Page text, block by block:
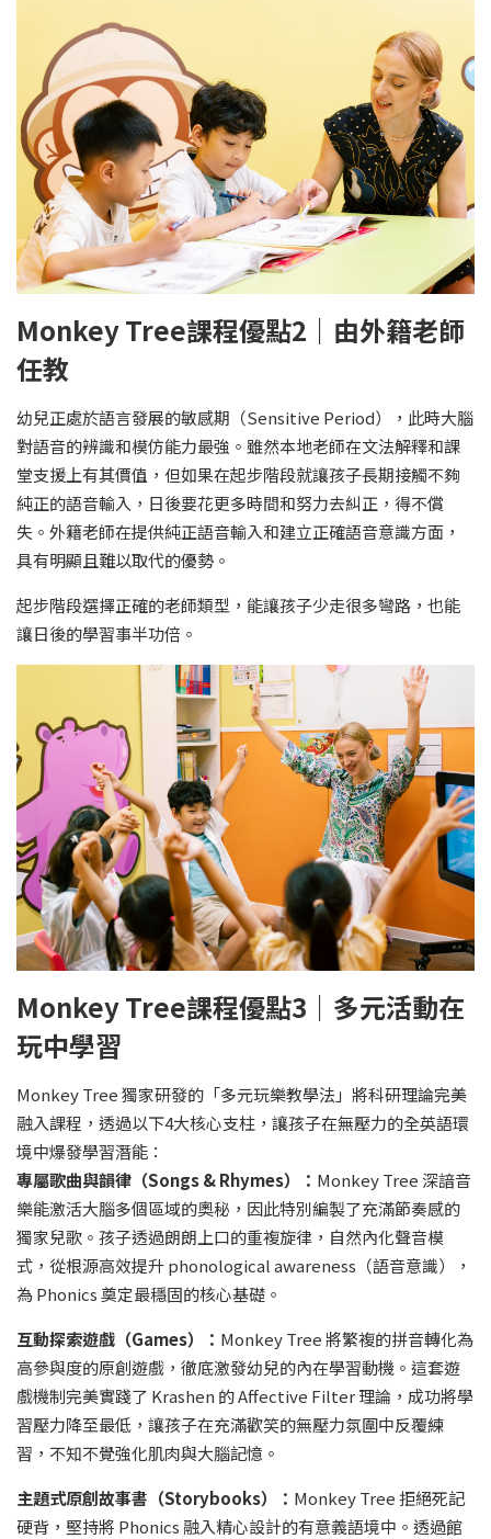
Monkey Tree課程優點2｜由外籍老師
任教
幼兒正處於語言發展的敏感期（Sensitive Period），此時大腦
對語音的辨識和模仿能力最強。雖然本地老師在文法解釋和課
堂支援上有其價值，但如果在起步階段就讓孩子長期接觸不夠
純正的語音輸入，日後要花更多時間和努力去糾正，得不償
失。外籍老師在提供純正語音輸入和建立正確語音意識方面，
具有明顯且難以取代的優勢。
起步階段選擇正確的老師類型，能讓孩子少走很多彎路，也能
讓日後的學習事半功倍。
Monkey Tree課程優點3｜多元活動在
玩中學習
Monkey Tree 獨家研發的「多元玩樂教學法」將科研理論完美
融入課程，透過以下4大核心支柱，讓孩子在無壓力的全英語環
境中爆發學習潛能：
專屬歌曲與韻律（Songs & Rhymes）： Monkey Tree 深諳音
樂能激活大腦多個區域的奧秘，因此特別編製了充滿節奏感的
獨家兒歌。孩子透過朗朗上口的重複旋律，自然內化聲音模
式，從根源高效提升 phonological awareness（語音意識），
為 Phonics 奠定最穩固的核心基礎。
互動探索遊戲（Games）： Monkey Tree 將繁複的拼音轉化為
高參與度的原創遊戲，徹底激發幼兒的內在學習動機。這套遊
戲機制完美實踐了 Krashen 的 Affective Filter 理論，成功將學
習壓力降至最低，讓孩子在充滿歡笑的無壓力氛圍中反覆練
習，不知不覺強化肌肉與大腦記憶。
主題式原創故事書（Storybooks）： Monkey Tree 拒絕死記
硬背，堅持將 Phonics 融入精心設計的有意義語境中。透過館